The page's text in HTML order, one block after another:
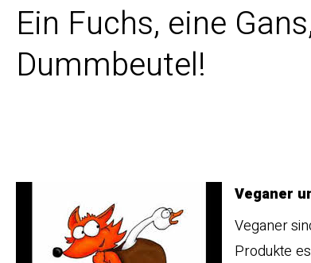
Ein Fuchs, eine
Dummbeutel!
Veganer
Veganer
Produkte